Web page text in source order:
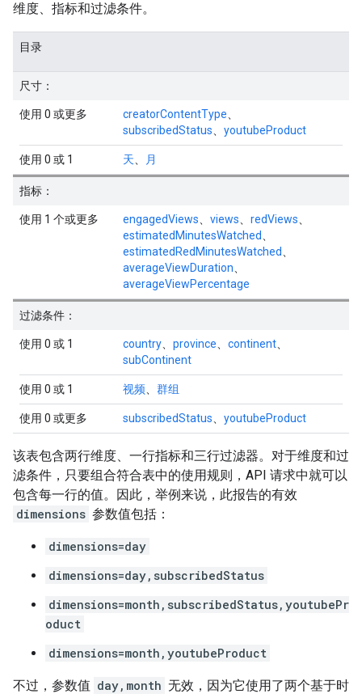
维度、指标和过滤条件。
目录
尺寸：
使用 0 或更多 creatorContentType
subscribedStatus
youtubeProduct
使用 0 或 1 天 月
指标：
使用 1 个或更多 engagedViews views redViews
estimatedMinutesWatched
estimatedRedMinutesWatched
averageViewDuration
averageViewPercentage
过滤条件：
使用 0 或 1 country province continent
subContinent
使用 0 或 1 视频 群组
使用 0 或更多 subscribedStatus youtubeProduct
该表包含两行维度、一行指标和三行过滤器。对于维度和过
滤条件，只要组合符合表中的使用规则，API 请求中就可以
包含每一行的值。因此，举例来说，此报告的有效
dimensions 参数值包括：
dimensions=day
dimensions=day,subscribedStatus
dimensions=month,subscribedStatus,youtubePr
oduct
dimensions=month,youtubeProduct
不过，参数值 day,month 无效，因为它使用了两个基于时